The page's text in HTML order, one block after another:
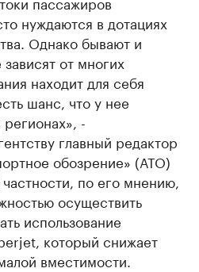
нуждаются в дотациях
Однако бывают и
от многих
находит для себя
шанс, что у нее
регионах», -
главный редактор
обозрение» (АТО)
по его мнению,
осуществить
использование
который снижает
вместимости.